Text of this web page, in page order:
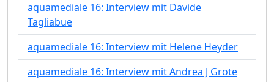
aquamediale 16: Interview mit Davide
Tagliabue
aquamediale 16: Interview mit Helene Heyder
aquamediale 16: Interview mit Andrea J Grote